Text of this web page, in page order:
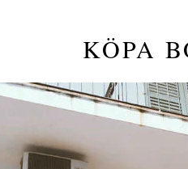
KÖPA